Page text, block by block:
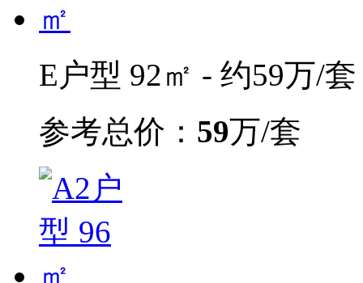
E户型 92㎡ - 约59万/套
参考总价： 59万/套